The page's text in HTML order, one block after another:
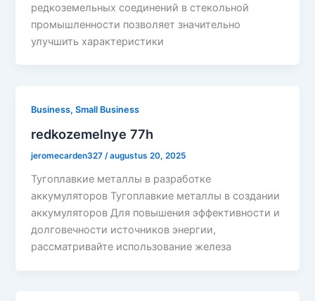
редкоземельных соединений в стекольной
промышленности позволяет значительно
улучшить характеристики
Business, Small Business
redkozemelnye 77h
jeromecarden327/augustus 20, 2025
Тугоплавкие металлы в разработке
аккумуляторов Тугоплавкие металлы в создании
аккумуляторов Для повышения эффективности и
долговечности источников энергии,
рассматривайте использование железа